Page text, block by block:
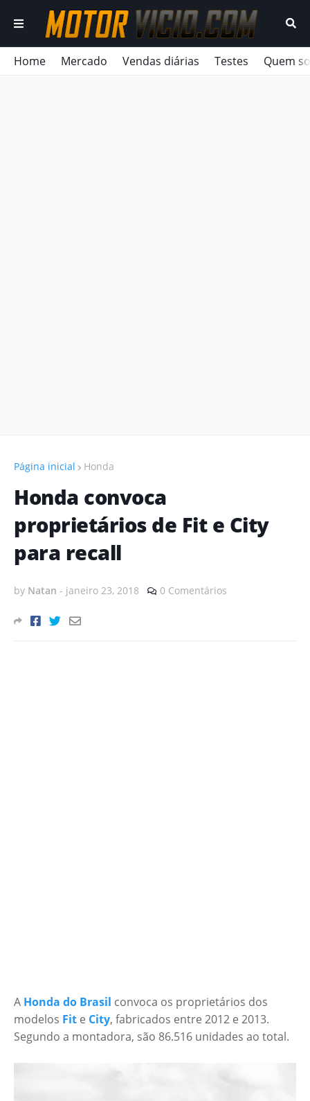
Home Mercado Vendas diárias Testes Quem
Página inicial Honda
Honda convoca
proprietários de Fit e City
para recall
by Natan - janeiro 23, 2018 0 Comentários
A Honda do Brasil convoca os proprietários dos
modelos Fit e City, fabricados entre 2012 e 2013.
Segundo a montadora, são 86.516 unidades ao total.